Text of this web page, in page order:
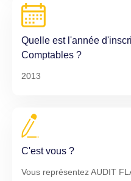
Quelle est l'année
Comptables ?
2013
C'est vous ?
Vous représentez AUDIT